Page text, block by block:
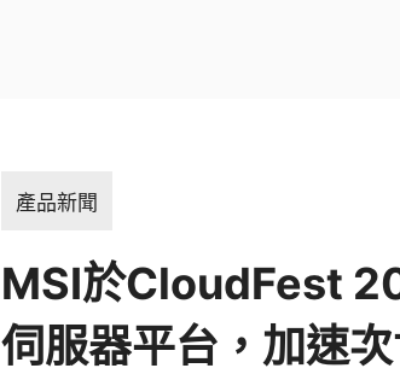
產品新聞
MSI於CloudFest
伺服器平台，加速